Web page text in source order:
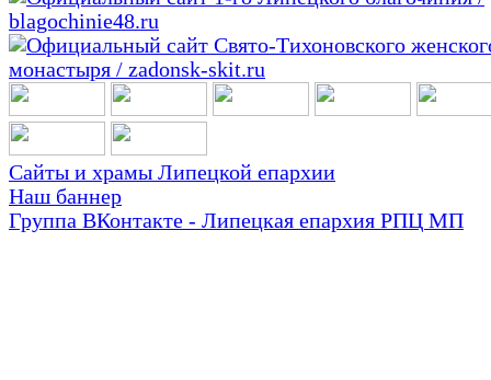
Сайты и храмы Липецкой епархии
Наш баннер
Группа ВКонтакте - Липецкая епархия РПЦ МП